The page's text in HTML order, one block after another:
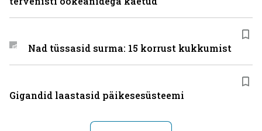
Nad tüssasid surma: 15 korrust kukkumist
Gigandid laastasid päikesesüsteemi